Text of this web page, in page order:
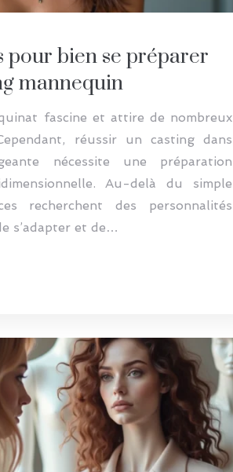
pour bien se préparer
mannequin
fascine et attire de nombreux
réussir un casting dans
nécessite une préparation
Au-delà du simple
recherchent des personnalités
s’adapter et de…